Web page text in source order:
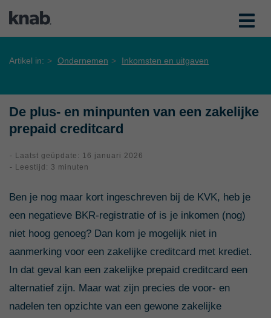
Artikel in: Ondernemen Inkomsten en uitgaven
De plus- en minpunten van een zakelijke
prepaid creditcard
- Laatst geüpdate: 16 januari 2026
- Leestijd: 3 minuten
Ben je nog maar kort ingeschreven bij de KVK, heb je
een negatieve BKR-registratie of is je inkomen (nog)
niet hoog genoeg? Dan kom je mogelijk niet in
aanmerking voor een zakelijke creditcard met krediet.
In dat geval kan een zakelijke prepaid creditcard een
alternatief zijn. Maar wat zijn precies de voor- en
nadelen ten opzichte van een gewone zakelijke